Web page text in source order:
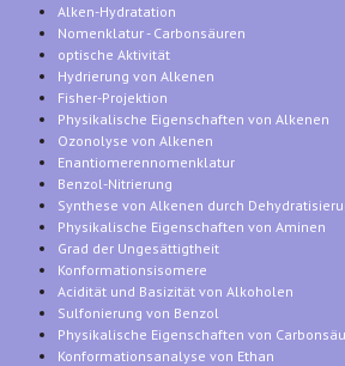
Alken-Hydratation
Nomenklatur - Carbonsäuren
optische Aktivität
Hydrierung von Alkenen
Fisher-Projektion
Physikalische Eigenschaften von Alkenen
Ozonolyse von Alkenen
Enantiomerennomenklatur
Benzol-Nitrierung
Synthese von Alkenen durch
Physikalische Eigenschaften von Aminen
Grad der Ungesättigtheit
Konformationsisomere
Acidität und Basizität von Alkoholen
Sulfonierung von Benzol
Physikalische Eigenschaften von
Konformationsanalyse von Ethan